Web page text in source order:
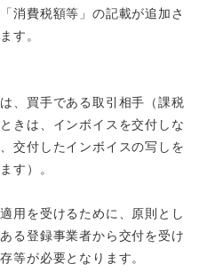
消費税額等」の記載が追加さ
す。
、買手である取引相手（課税
きは、インボイスを交付しな
交付したインボイスの写しを
す）。
用を受けるために、原則とし
る登録事業者から交付を受け
等が必要となります。